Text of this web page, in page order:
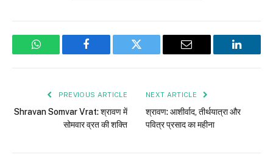
WhatsApp Facebook Twitter Email
PREVIOUS ARTICLE
Shravan Somvar Vrat: श्रावण में
सोमवार व्रत की शक्ति
NEXT ARTICLE
श्रावण: आशीर्वाद, तीर्थयात्रा और
पवित्र प्रसाद का महीना